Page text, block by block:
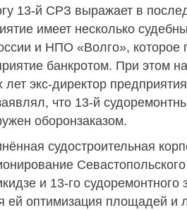
13-й СРЗ выражает в
имеет несколько
и НПО «Волго», которое
банкротом. При этом
лет экс-директор
что 13-й
оборонзаказом.
судостроительная
и 13-го
ей оптимизация площадей и